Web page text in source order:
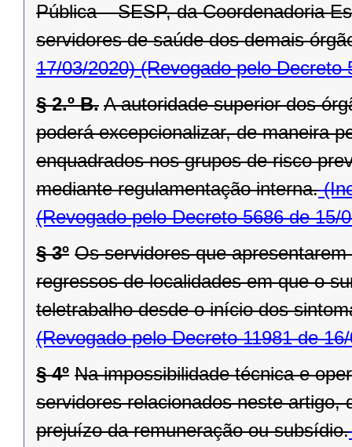
Pública – SESP, da Coordenadoria
servidores de saúde dos demais
17/03/2020)(Revogado pelo Decreto
§ 2.º B. A autoridade superior dos
poderá excepcionalizar, de maneira
enquadrados nos grupos de risco
mediante regulamentação interna.
(Revogado pelo Decreto 5686 de 15/
§ 3º Os servidores que
regressos de localidades em que o
teletrabalho desde o início dos
(Revogado pelo Decreto 11981 de
§ 4º Na impossibilidade técnica e
servidores relacionados neste artigo,
prejuízo da remuneração ou subsídio.